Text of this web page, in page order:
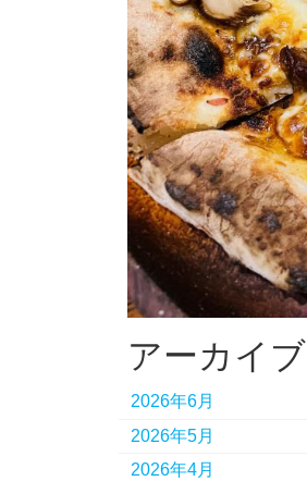
アーカイブ
2026年6月
2026年5月
2026年4月